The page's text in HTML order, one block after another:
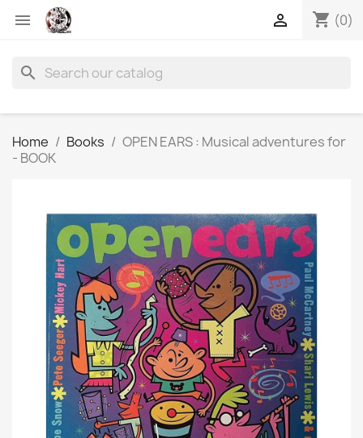
 shopping_cart (0)

search
Home Books
OPEN EARS : Musical adventures for
- BOOK